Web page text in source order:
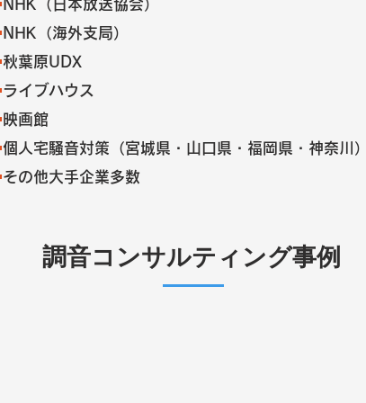
NHK（日本放送協会）
NHK（海外支局）
秋葉原UDX
ライブハウス
映画館
個人宅騒音対策（宮城県・山口県・福岡県・神奈川）
その他大手企業多数
調音コンサルティング事例